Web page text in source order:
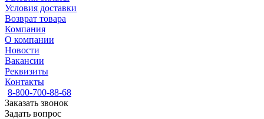
Условия доставки
Возврат товара
Компания
О компании
Новости
Вакансии
Реквизиты
Контакты
8-800-700-88-68
Заказать звонок
Задать вопрос